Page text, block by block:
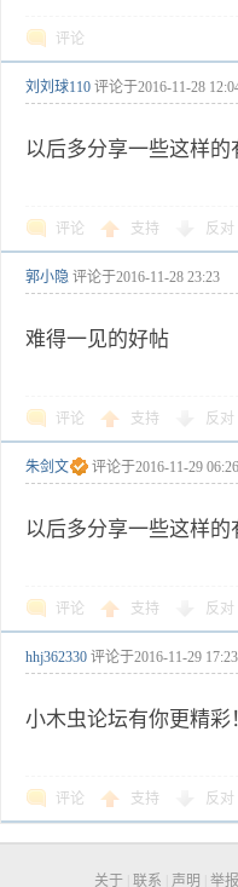
评论
刘刘球110 评论于2016-11-28
以后多分享一些这样的
评论 支持 反对
郭小隐 评论于2016-11-28 23:23
难得一见的好帖
评论 支持 反对
朱剑文 评论于2016-11-29 06:26
以后多分享一些这样的
评论 支持 反对
hhj362330 评论于2016-11-29 17:23
小木虫论坛有你更精彩
评论 支持 反对
关于 联系 声明 举报